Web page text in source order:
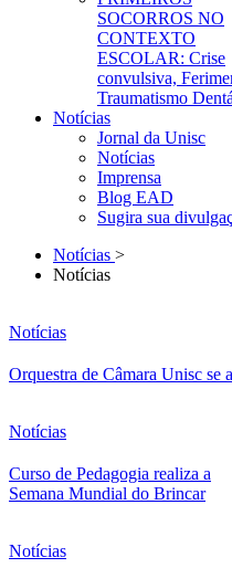
SOCORROS NO
CONTEXTO
ESCOLAR: Crise
convulsiva,
Traumatismo
Notícias
Jornal da Unisc
Notícias
Imprensa
Blog EAD
Sugira sua
Notícias >
Notícias
Notícias
Orquestra de Câmara Unisc se
Notícias
Curso de Pedagogia realiza a
Semana Mundial do Brincar
Notícias